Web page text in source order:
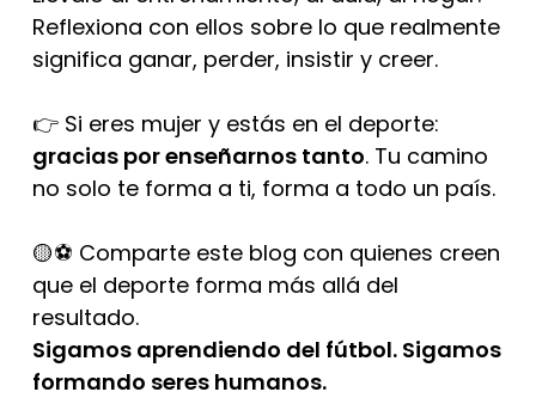
Reflexiona con ellos sobre lo que realmente
significa ganar, perder, insistir y creer.
👉 Si eres mujer y estás en el deporte:
gracias por enseñarnos tanto. Tu camino
no solo te forma a ti, forma a todo un país.
🟡⚽ Comparte este blog con quienes creen
que el deporte forma más allá del
resultado.
Sigamos aprendiendo del fútbol. Sigamos
formando seres humanos.